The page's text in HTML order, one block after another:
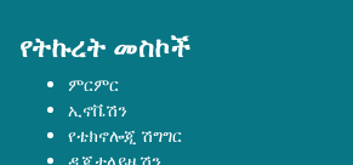
የትኩረት መስኮች
ምርምር
ኢኖቬሽን
የቴክኖሎጂ ሽግግር